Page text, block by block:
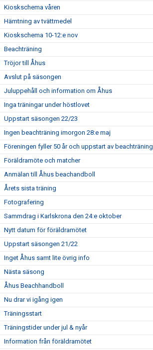
Kioskschema våren
Hämtning av tvättmedel
Kioskschema 10-12:e nov
Beachträning
Tröjor till Åhus
Avslut på säsongen
Juluppehåll och information om Åhus
Inga träningar under höstlovet
Uppstart säsongen 22/23
Ingen beachträning imorgon 28:e maj
Föreningen fyller 50 år och uppstart av beachträning
Föräldramöte och matcher
Anmälan till Åhus beachandboll
Årets sista träning
Fotografering
Sammdrag i Karlskrona den 24:e oktober
Nytt datum för föräldramötet
Uppstart säsongen 21/22
Inget Åhus samt lite övrig info
Nästa säsong
Åhus Beachhandboll
Nu drar vi igång igen
Träningsstart
Träningstider under jul & nyår
Information från föräldramötet